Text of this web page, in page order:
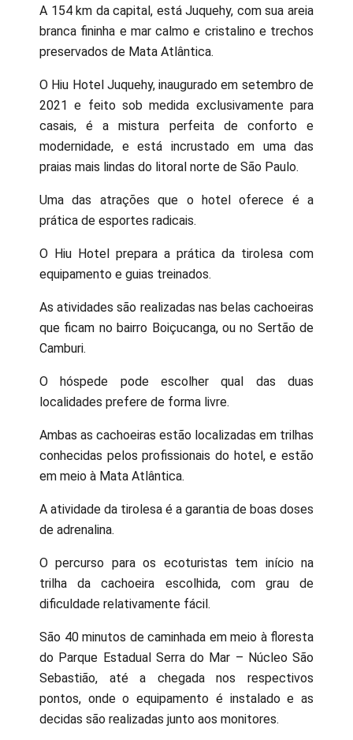
A 154 km da capital, está Juquehy, com sua areia
branca fininha e mar calmo e cristalino e trechos
preservados de Mata Atlântica.
O Hiu Hotel Juquehy, inaugurado em setembro de
2021 e feito sob medida exclusivamente para
casais, é a mistura perfeita de conforto e
modernidade, e está incrustado em uma das
praias mais lindas do litoral norte de São Paulo.
Uma das atrações que o hotel oferece é a
prática de esportes radicais.
O Hiu Hotel prepara a prática da tirolesa com
equipamento e guias treinados.
As atividades são realizadas nas belas cachoeiras
que ficam no bairro Boiçucanga, ou no Sertão de
Camburi.
O hóspede pode escolher qual das duas
localidades prefere de forma livre.
Ambas as cachoeiras estão localizadas em trilhas
conhecidas pelos profissionais do hotel, e estão
em meio à Mata Atlântica.
A atividade da tirolesa é a garantia de boas doses
de adrenalina.
O percurso para os ecoturistas tem início na
trilha da cachoeira escolhida, com grau de
dificuldade relativamente fácil.
São 40 minutos de caminhada em meio à floresta
do Parque Estadual Serra do Mar – Núcleo São
Sebastião, até a chegada nos respectivos
pontos, onde o equipamento é instalado e as
decidas são realizadas junto aos monitores.